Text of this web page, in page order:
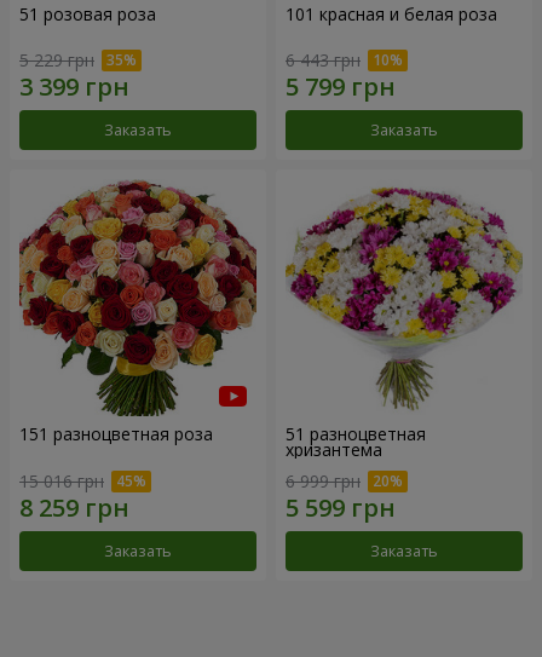
51 розовая роза
5 229 грн
Заказать
101 красная и белая роза
6 443 грн
Заказать
151 разноцветная роза
15 016 грн
Заказать
51 разноцветная
хризантема
6 999 грн
Заказать